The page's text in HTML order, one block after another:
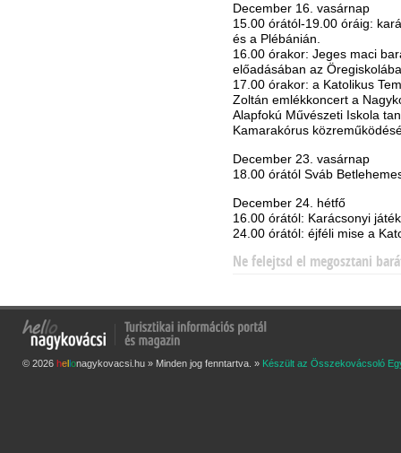
December 16. vasárnap
15.00 órától-19.00 óráig:
és a Plébánián.
16.00 órakor: Jeges maci
előadásában az
17.00 órakor: a Katolikus
Zoltán emlékkoncert a
Alapfokú Művészeti Iskola
Kamarakórus
December 23. vasárnap
18.00 órától Sváb
December 24. hétfő
16.00 órától: Karácsonyi játék
24.00 órától: éjféli mise a
Ne felejtsd el megosztani
© 2026 hellonagykovacsi.hu » Minden jog fenntartva. » Készült az Összekovácsoló